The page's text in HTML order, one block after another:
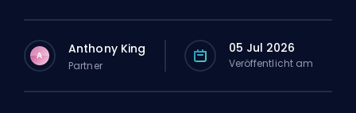
A Anthony King
Partner
05 Jul 2026
Veröffentlicht am